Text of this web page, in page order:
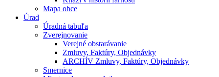
Mapa obce
Úrad
Úradná tabuľa
Zverejnovanie
Verejné obstarávanie
Zmluvy, Faktúry, Objednávky
ARCHÍV Zmluvy, Faktúry, Objednávky
Smernice